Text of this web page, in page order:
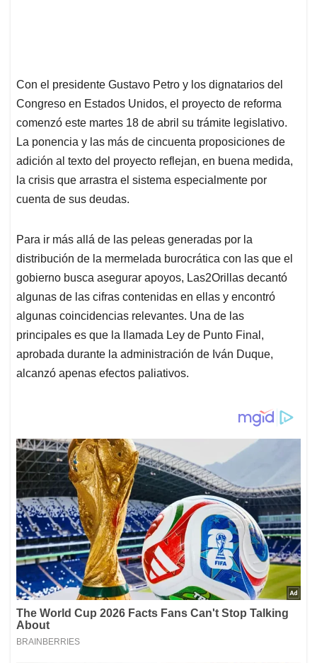
Con el presidente Gustavo Petro y los dignatarios del
Congreso en Estados Unidos, el proyecto de reforma
comenzó este martes 18 de abril su trámite legislativo.
La ponencia y las más de cincuenta proposiciones de
adición al texto del proyecto reflejan, en buena medida,
la crisis que arrastra el sistema especialmente por
cuenta de sus deudas.
Para ir más allá de las peleas generadas por la
distribución de la mermelada burocrática con las que el
gobierno busca asegurar apoyos, Las2Orillas decantó
algunas de las cifras contenidas en ellas y encontró
algunas coincidencias relevantes. Una de las
principales es que la llamada Ley de Punto Final,
aprobada durante la administración de Iván Duque,
alcanzó apenas efectos paliativos.